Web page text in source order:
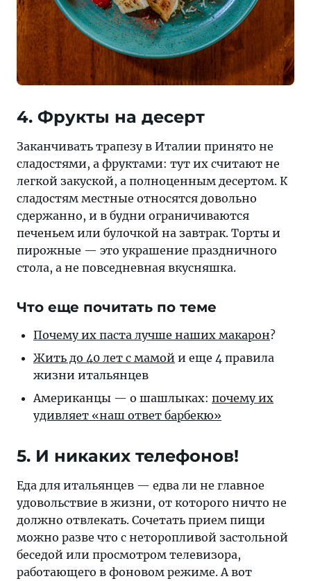
4. Фрукты на десерт
Заканчивать трапезу в Италии принято не
сладостями, а фруктами: тут их считают не
легкой закуской, а полноценным десертом. К
сладостям местные относятся довольно
сдержанно, и в будни ограничиваются
печеньем или булочкой на завтрак. Торты и
пирожные — это украшение праздничного
стола, а не повседневная вкусняшка.
Что еще почитать по теме
Почему их паста лучше наших макарон?
Жить до 40 лет с мамой и еще 4 правила
жизни итальянцев
Американцы — о шашлыках: почему их
удивляет «наш ответ барбекю»
5. И никаких телефонов!
Еда для итальянцев — едва ли не главное
удовольствие в жизни, от которого ничто не
должно отвлекать. Сочетать прием пищи
можно разве что с неторопливой застольной
беседой или просмотром телевизора,
работающего в фоновом режиме. А вот